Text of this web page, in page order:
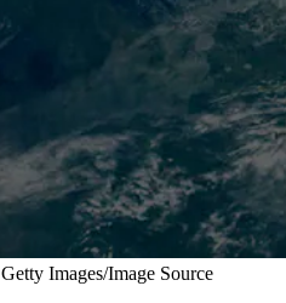
Getty Images/Image Source